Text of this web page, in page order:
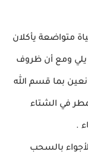
متواضعة يأكلان
ومع أن ظروف
بما قسم الله
في الشتاء
.
بالسحب